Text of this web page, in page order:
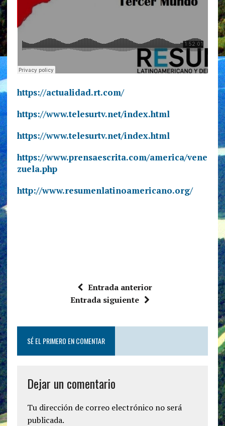
https://actualidad.rt.com/
https://www.telesurtv.net/index.html
https://www.telesurtv.net/index.html
https://www.prensaescrita.com/america/vene
zuela.php
http://www.resumenlatinoamericano.org/
Entrada anterior
Entrada siguiente
SÉ EL PRIMERO EN COMENTAR
Dejar un comentario
Tu dirección de correo electrónico no será
publicada.